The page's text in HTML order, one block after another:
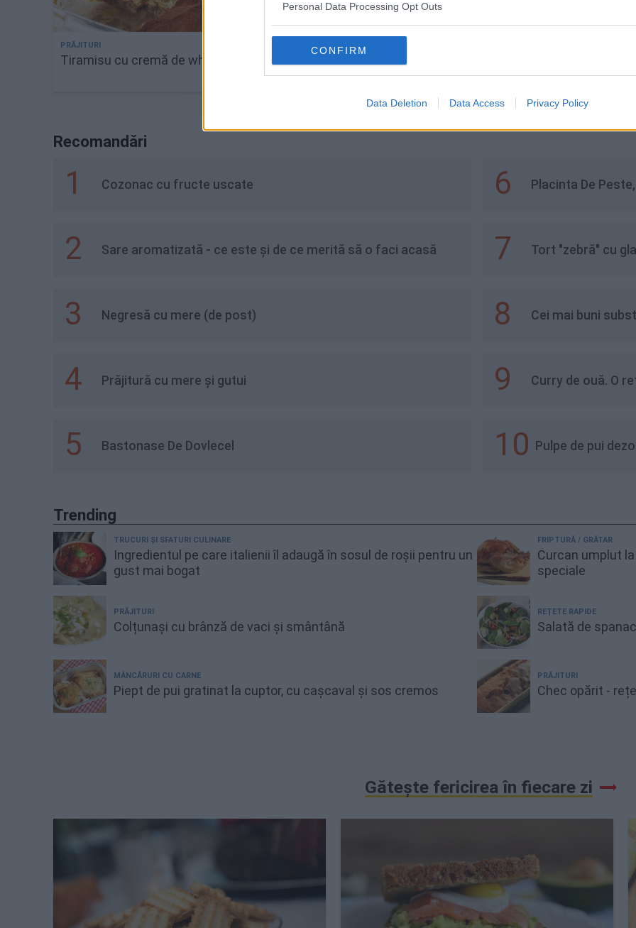
Personal Data Processing Opt Outs
CONFIRM
Data Deletion Data Access Privacy Policy
Tiramisu cu cremă de whiskey
Tort tiramisu cu rom - rețeta
simplă și delicioasă
Recomandări
1 Cozonac cu fructe uscate
2 Sare aromatizată - ce este și de ce merită să o faci acasă
3 Negresă cu mere (de post)
4 Prăjitură cu mere și gutui
5 Bastonase De Dovlecel
6 Placinta De
7 Tort "zebră" cu
8 Cei mai buni
9 Curry de ouă. O
10 Pulpe de pui
Trending
TRUCURI ȘI SFATURI CULINARE
Ingredientul pe care italienii îl adaugă în sosul de roșii pentru un
gust mai bogat
PRĂJITURI
Colțunași cu brânză de vaci și smântână
MÂNCĂRURI CU CARNE
Piept de pui gratinat la cuptor, cu cașcaval și sos cremos
FRIPTURĂ / GRĂTAR
Curcan umplut
speciale
REȚETE RAPIDE
Salată de
PRĂJITURI
Chec opărit -
Gătește fericirea în fiecare zi